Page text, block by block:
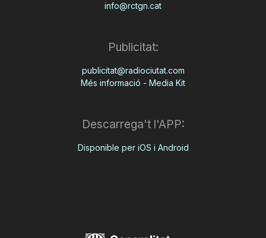
info@rctgn.cat
Publicitat:
publicitat@radiociutat.com
Més informació - Media Kit
Descarrega't l'APP:
Disponible per iOS i Android